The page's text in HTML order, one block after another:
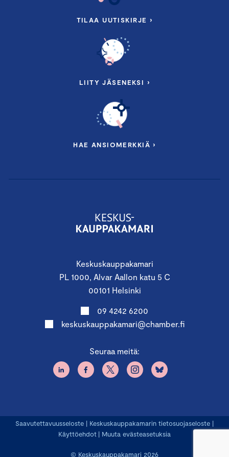
Keskuskauppakamari
PL 1000, Alvar Aallon katu 5 C
00101 Helsinki
09 4242 6200
keskuskauppakamari@chamber.fi
Seuraa meitä:
TILAA UUTISKIRJE ›
LIITY JÄSENEKSI ›
HAE ANSIOMERKKIÄ ›
© Keskuskauppakamari 2026
Saavutettavuusseloste | Keskuskauppakamarin tietosuojaseloste |
Käyttöehdot | Muuta evästeasetuksia